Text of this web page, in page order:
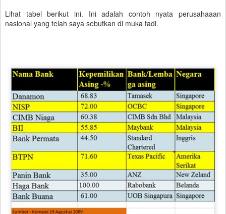
Lihat tabel berikut ini. Ini adalah contoh nyata perusahaaan
nasional yang telah saya sebutkan di muka tadi.